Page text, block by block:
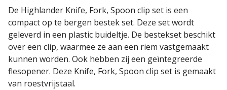
De Highlander Knife, Fork, Spoon clip set is een
compact op te bergen bestek set. Deze set wordt
geleverd in een plastic buideltje. De bestekset beschikt
over een clip, waarmee ze aan een riem vastgemaakt
kunnen worden. Ook hebben zij een geïntegreerde
flesopener. Deze Knife, Fork, Spoon clip set is gemaakt
van roestvrijstaal.